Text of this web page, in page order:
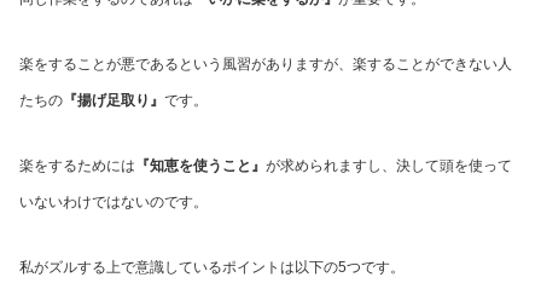
楽をすることが悪であるという風習がありますが、楽することができない人
たちの 『揚げ足取り』 です。
楽をするためには 『知恵を使うこと』 が求められますし、決して頭を使って
いないわけではないのです。
私がズルする上で意識しているポイントは以下の5つです。